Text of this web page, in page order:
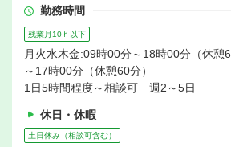
勤務時間
残業月10ｈ以下
月火水木金:09時00分～18時00分（休憩
～17時00分（休憩60分）
1日5時間程度～相談可 週2～5日
休日・休暇
土日休み（相談可含む）